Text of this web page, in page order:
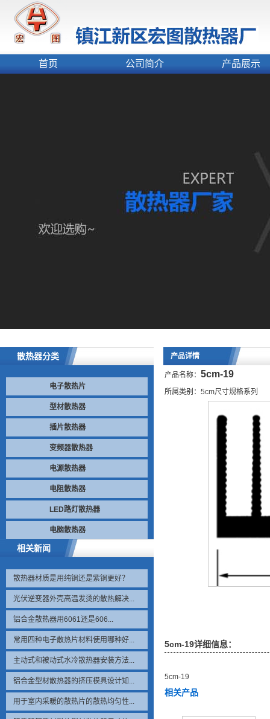
首页 公司简介 产品展示
散热器分类
电子散热片
型材散热器
插片散热器
变频器散热器
电源散热器
电阻散热器
LED路灯散热器
电脑散热器
相关新闻
散热器材质是用纯铜还是紫铜更好？
光伏逆变器外壳高温发烫的散热解决...
铝合金散热器用6061还是606...
常用四种电子散热片材料使用哪种好...
主动式和被动式水冷散热器安装方法...
铝合金型材散热器的挤压模具设计知...
用于室内采暖的散热片的散热均匀性...
产品详情
产品名称： 5cm-19
所属类别：5cm尺寸规格系列
5cm-19详细信息：
5cm-19
相关产品